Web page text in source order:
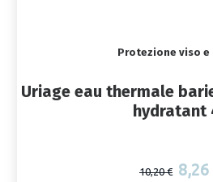
Protezione viso e
Uriage eau thermale
hydratant
10,20 € 8,26